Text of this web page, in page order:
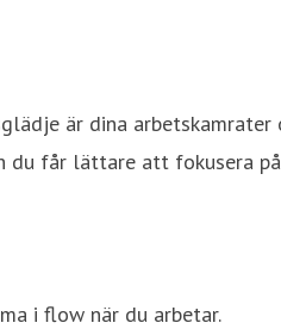
är dina
du får lättare att fokusera
i flow när du arbetar.